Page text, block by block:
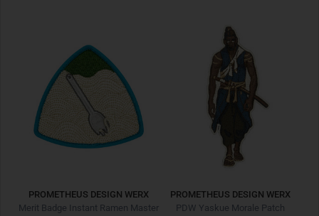
PROMETHEUS DESIGN WERX
Merit Badge Instant Ramen Master
PROMETHEUS DESIGN WERX
PDW Yaskue Morale Patch